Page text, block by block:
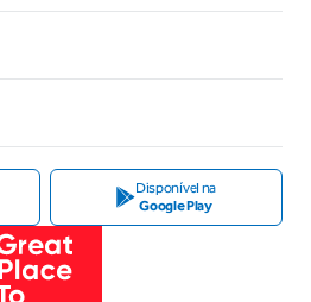
Disponível na
Google Play